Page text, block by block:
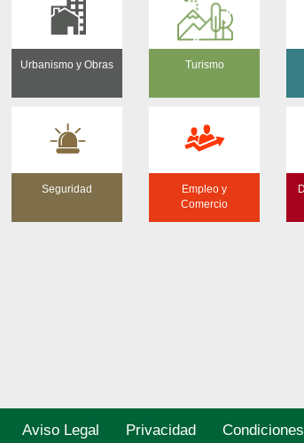
Urbanismo y Obras Turismo
Seguridad
Empleo y
Comercio
Aviso Legal Privacidad